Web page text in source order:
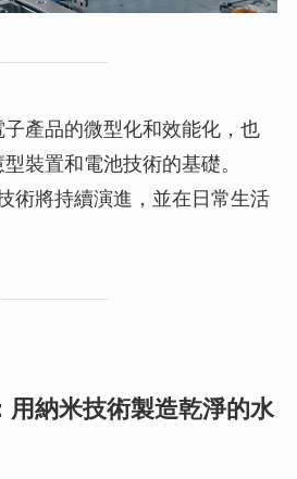
產品的微型化和效能化，也
裝置和電池技術的基礎。
術將持續演進，並在日常生活
用納米技術製造乾淨的水